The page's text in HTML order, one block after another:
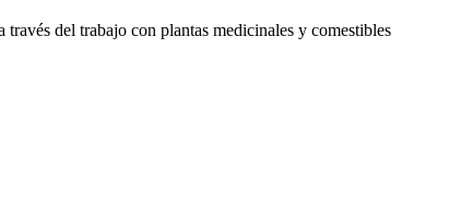
través del trabajo con plantas medicinales y comestibles